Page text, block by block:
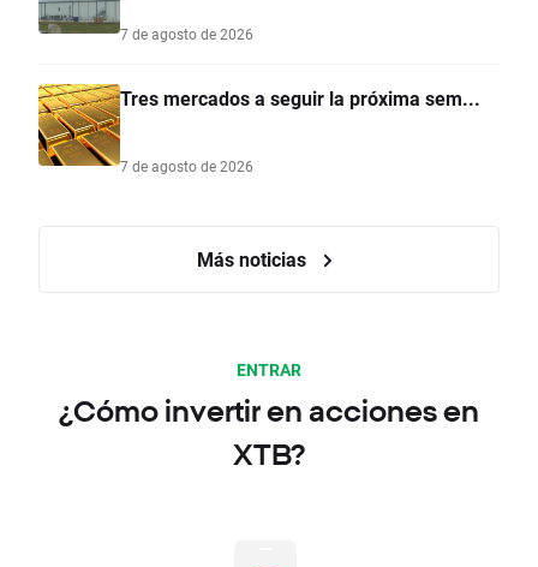
7 de agosto de 2026
Tres mercados a seguir la próxima sem...
7 de agosto de 2026
Más noticias
ENTRAR
¿Cómo invertir en acciones en
XTB?